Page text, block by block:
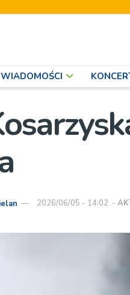
WIADOMOŚCI
2026/06/05 - 14:02 -